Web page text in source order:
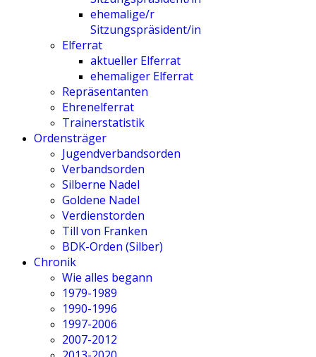
ehemalige/r
Sitzungspräsident/in
Elferrat
aktueller Elferrat
ehemaliger Elferrat
Repräsentanten
Ehrenelferrat
Trainerstatistik
Ordensträger
Jugendverbandsorden
Verbandsorden
Silberne Nadel
Goldene Nadel
Verdienstorden
Till von Franken
BDK-Orden (Silber)
Chronik
Wie alles begann
1979-1989
1990-1996
1997-2006
2007-2012